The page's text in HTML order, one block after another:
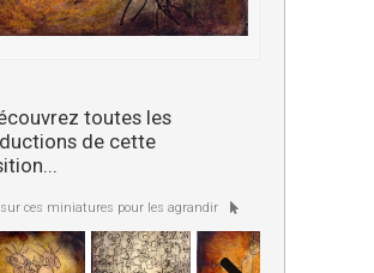
toutes les
de cette
ces miniatures pour les agrandir